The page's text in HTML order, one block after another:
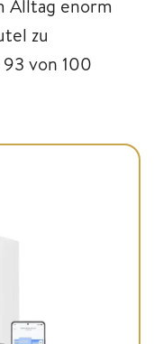
Alltag enorm
zu
93 von 100